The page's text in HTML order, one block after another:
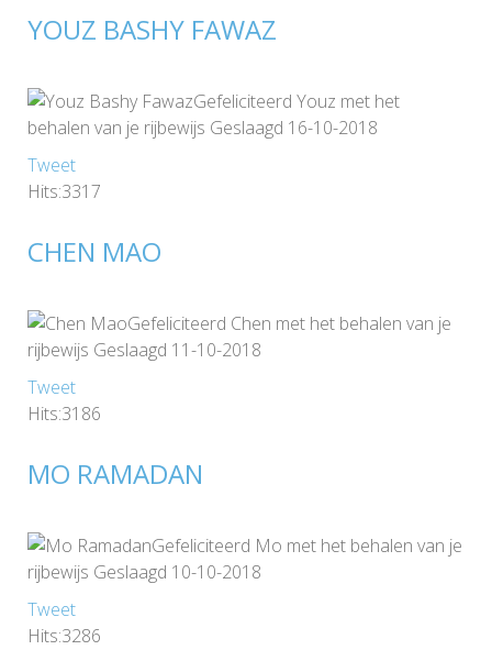
YOUZ BASHY FAWAZ
Gefeliciteerd Youz met het
behalen van je rijbewijs Geslaagd 16-10-2018
Tweet
Hits:3317
CHEN MAO
Gefeliciteerd Chen met het behalen van je
rijbewijs Geslaagd 11-10-2018
Tweet
Hits:3186
MO RAMADAN
Gefeliciteerd Mo met het behalen van je
rijbewijs Geslaagd 10-10-2018
Tweet
Hits:3286